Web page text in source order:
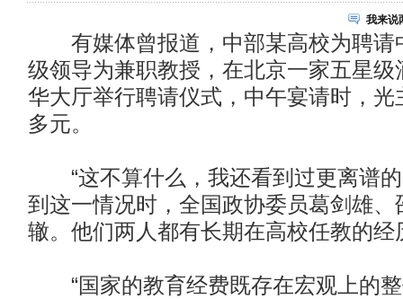
我来说
有媒体曾报道，中部某高校为聘请
级领导为兼职教授，在北京一家五星级
华大厅举行聘请仪式，中午宴请时，光
多元。
“这不算什么，我还看到过更离谱的
到这一情况时，全国政协委员葛剑雄、
辙。他们两人都有长期在高校任教的经
“国家的教育经费既存在宏观上的整